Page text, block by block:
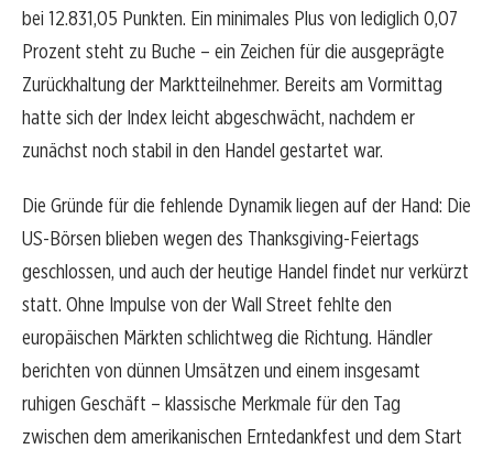
bei 12.831,05 Punkten. Ein minimales Plus von lediglich 0,07
Prozent steht zu Buche – ein Zeichen für die ausgeprägte
Zurückhaltung der Marktteilnehmer. Bereits am Vormittag
hatte sich der Index leicht abgeschwächt, nachdem er
zunächst noch stabil in den Handel gestartet war.
Die Gründe für die fehlende Dynamik liegen auf der Hand: Die
US-Börsen blieben wegen des Thanksgiving-Feiertags
geschlossen, und auch der heutige Handel findet nur verkürzt
statt. Ohne Impulse von der Wall Street fehlte den
europäischen Märkten schlichtweg die Richtung. Händler
berichten von dünnen Umsätzen und einem insgesamt
ruhigen Geschäft – klassische Merkmale für den Tag
zwischen dem amerikanischen Erntedankfest und dem Start